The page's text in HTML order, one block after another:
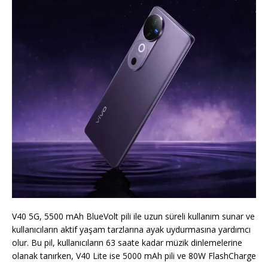
V40 5G, 5500 mAh BlueVolt pili ile uzun süreli kullanım sunar ve
kullanıcıların aktif yaşam tarzlarına ayak uydurmasına yardımcı
olur. Bu pil, kullanıcıların 63 saate kadar müzik dinlemelerine
olanak tanırken, V40 Lite ise 5000 mAh pili ve 80W FlashCharge